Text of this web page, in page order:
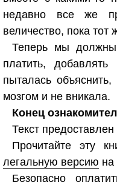
недавно все же
величество, пока
Теперь мы
платить,
пыталась
мозгом и не вникала.
Конец
Текст
Прочитайте эту
легальную версию на
Безопасно